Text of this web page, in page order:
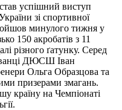
успішний виступ
зі спортивної
минулого тижня у
150 акробатів з 11
різного ґатунку. Серед
ДЮСШ Іван
Ольга Образцова та
призерами змагань.
країну на Чемпіонаті